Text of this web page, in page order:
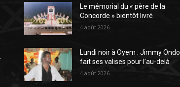
Le mémorial du « père de la
Concorde » bientôt livré
4 août 2026
Lundi noir à Oyem : Jimmy Ondo
fait ses valises pour l’au-delà
4 août 2026